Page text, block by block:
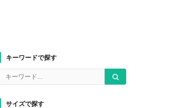
キーワードで探す
サイズで探す